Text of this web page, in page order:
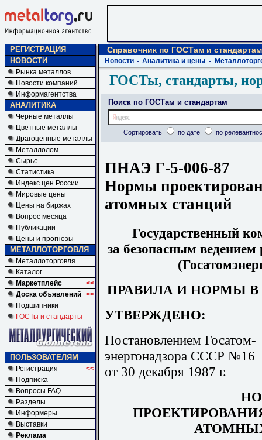
РЕГИСТРАЦИЯ
НОВОСТИ
Рынка металлов
Новости компаний
Информагентства
АНАЛИТИКА
Черные металлы
Цветные металлы
Драгоценные металлы
Металлолом
Сырье
Статистика
Индекс цен России
Мировые цены
Цены на биржах
Вопрос месяца
Публикации
Цены и прогнозы
МЕТАЛЛОТОРГОВЛЯ
Металлоторговля
Каталог
Маркетплейс
<<
Доска объявлений <<
Подшипники
ГОСТы и стандарты
ПОЛЬЗОВАТЕЛЯМ
Регистрация
<<
Подписка
Вопросы FAQ
Разделы
Информеры
Выставки
Реклама
Справочник по ГОСТам и стандартам
Новости Аналитика и цены
ГОСТы, стандарты,
Поиск по ГОСТам и стандартам
Сортировать по дате по
ПНАЭ Г-5-006-87
Нормы
атомных станций
Государственный
за безопасным ведением
ПРАВИЛА И НОРМЫ
УТВЕРЖДЕНО:
Постановлением Госатом-
энергонадзора СССР №16
от 30 декабря 1987 г.